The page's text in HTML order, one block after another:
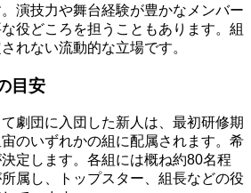
演技力や舞台経験が豊かなメンバー
役どころを担うこともあります。組
れない流動的な立場です。
目安
劇団に入団した新人は、最初研修期
のいずれかの組に配属されます。希
定します。各組には概ね約80名程
属し、トップスター、組長などの役